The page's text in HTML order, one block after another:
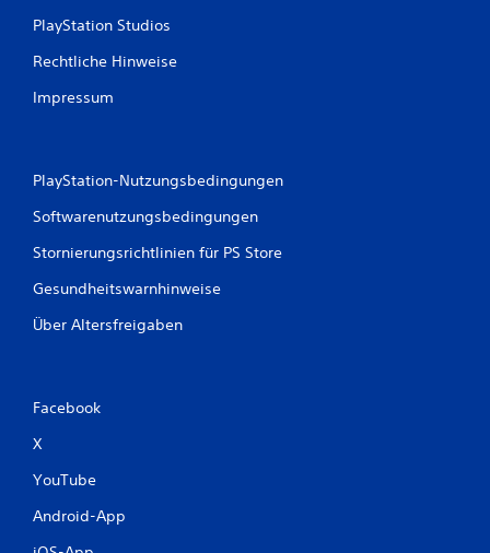
PlayStation Studios
Rechtliche Hinweise
Impressum
PlayStation-Nutzungsbedingungen
Softwarenutzungsbedingungen
Stornierungsrichtlinien für PS Store
Gesundheitswarnhinweise
Über Altersfreigaben
Facebook
X
YouTube
Android-App